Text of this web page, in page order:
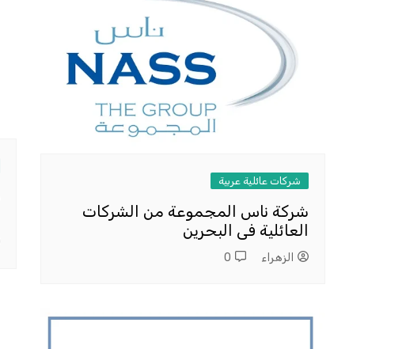
شركات عائلية عربية
شركة ناس المجموعة من الشركات
العائلية فى البحرين
الزهراء 0